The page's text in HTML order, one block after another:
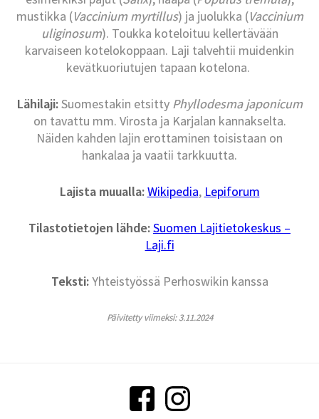
mustikka (Vaccinium myrtillus) ja juolukka (Vaccinium
uliginosum). Toukka koteloituu kellertävään
karvaiseen kotelokoppaan. Laji talvehtii muidenkin
kevätkuoriutujen tapaan kotelona.
Lähilaji:Suomestakin etsitty Phyllodesma japonicum
on tavattu mm. Virosta ja Karjalan kannakselta.
Näiden kahden lajin erottaminen toisistaan on
hankalaa ja vaatii tarkkuutta.
Lajista muualla:Wikipedia, Lepiforum
Tilastotietojen lähde:Suomen Lajitietokeskus –
Laji.fi
Teksti:Yhteistyössä Perhoswikin kanssa
Päivitetty viimeksi: 3.11.2024